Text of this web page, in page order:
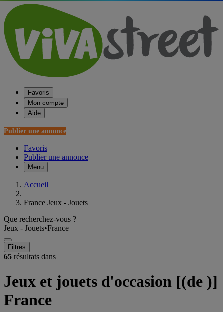
Favoris
Mon compte
Aide
Publier une annonce
Favoris
Publier une annonce
Menu
Accueil
France Jeux - Jouets
Que recherchez-vous ?
Jeux - Jouets•France
Filtres
65 résultats dans
Jeux et jouets d'occasion [(de )]
France